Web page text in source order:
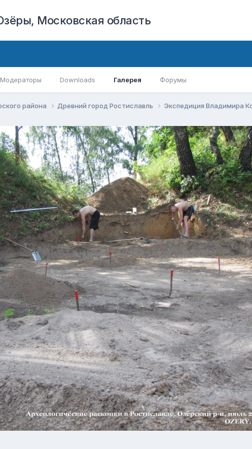
Московская область
Модераторы Downloads Галерея Форумы
района Древний город Ростиславль Экспедиция Владимира